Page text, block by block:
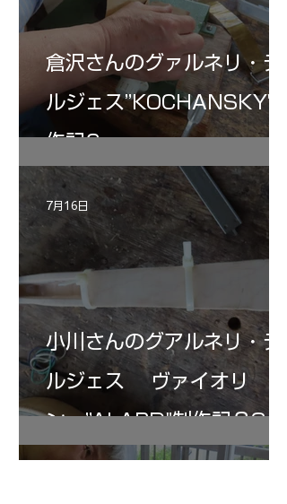
倉沢さんのグァルネリ・デ
ルジェス”KOCHANSKY"制
作記6
小川さんのグアルネリ・デ
ルジェス ヴァイオリ
ン ”ALARD"制作記３3
7月16日